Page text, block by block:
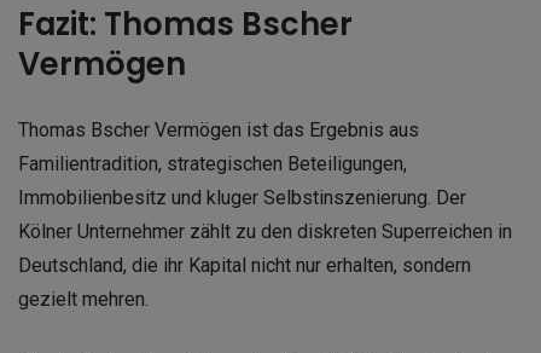
Fazit: Thomas Bscher
Vermögen
Thomas Bscher Vermögen ist das Ergebnis aus
Familientradition, strategischen Beteiligungen,
Immobilienbesitz und kluger Selbstinszenierung. Der
Kölner Unternehmer zählt zu den diskreten Superreichen in
Deutschland, die ihr Kapital nicht nur erhalten, sondern
gezielt mehren.